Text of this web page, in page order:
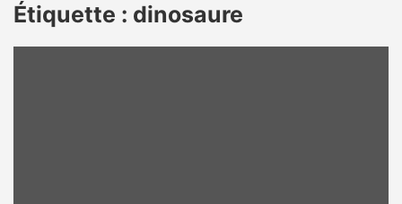
Étiquette : dinosaure